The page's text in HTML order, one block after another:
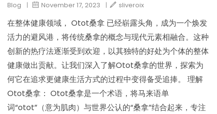
Blog | November 17, 2023 | sliveroix
在整体健康领域， Otot桑拿 已经崭露头角，成为一个焕发
活力的避风港，将传统桑拿的概念与现代元素相融合。这种
创新的热疗法逐渐受到欢迎，以其独特的好处为个体的整体
健康做出贡献。让我们深入了解Otot桑拿的世界，探索为
何它在追求更健康生活方式的过程中变得备受追捧。 理解
Otot桑拿： Otot桑拿是一个术语，将马来语单
词“otot”（意为肌肉）与世界公认的“桑拿”结合起来，专注